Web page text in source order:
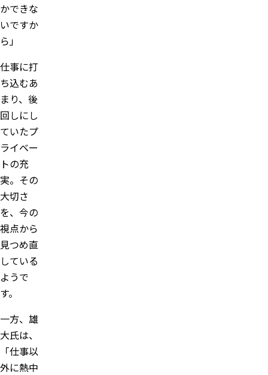
かできな
いですか
ら」
仕事に打
ち込むあ
まり、後
回しにし
ていたプ
ライベー
トの充
実。その
大切さ
を、今の
視点から
見つめ直
している
ようで
す。
一方、雄
大氏は、
「仕事以
外に熱中